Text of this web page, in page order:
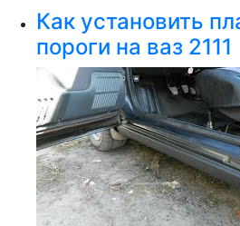
Как установить
пороги на ваз 2111